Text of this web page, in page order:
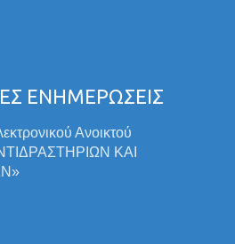
ΕΝΗΜΕΡΩΣΕΙΣ
Ανοικτού
ΚΑΙ